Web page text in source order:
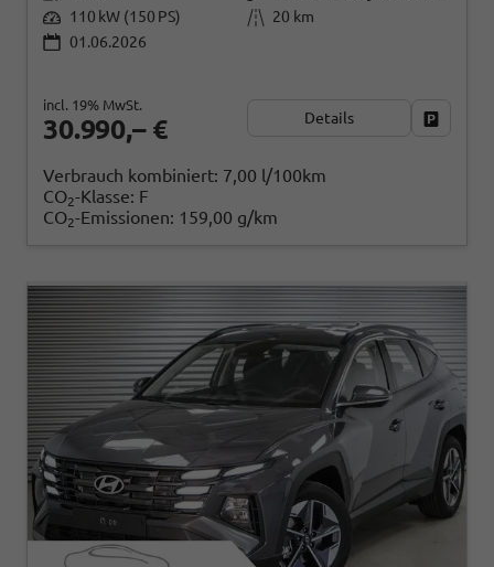
110 kW (150 PS)
20 km
01.06.2026
30.990,– €
incl. 19% MwSt.
Details
Verbrauch kombiniert: 7,00 l/100km
CO2-Klasse: F
CO2-Emissionen: 159,00 g/km